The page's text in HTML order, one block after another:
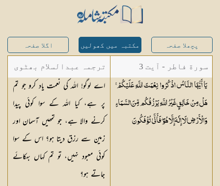
پچھلا صفحہ مکتبہ میں کھولیں اگلا صفحہ
سورة فاطر - آیت 3
يَا أَيُّهَا النَّاسُ اذْكُرُوا نِعْمَتَ اللَّهِ عَلَيْكُمْ ۚ
هَلْ مِنْ خَالِقٍ غَيْرُ اللَّهِ يَرْزُقُكُم مِّنَ السَّمَاءِ
وَالْأَرْضِ ۚ لَا إِلَٰهَ إِلَّا هُوَ ۖ فَأَنَّىٰتُؤْفَكُونَ
ترجمہ عبدالسلام بھٹوی
- عبدالسلام بن محمد
اے لوگو! اللہ کی نعمت یاد کرو جو تم
پر ہے، کیا اللہ کے سوا کوئی پیدا
کرنے والا ہے، جو تمھیں آسمان اور
زمین سے رزق دیتا ہو؟ اس کے سوا
کوئی معبود نہیں، تو تم کہاں بہکائے
جاتے ہو؟